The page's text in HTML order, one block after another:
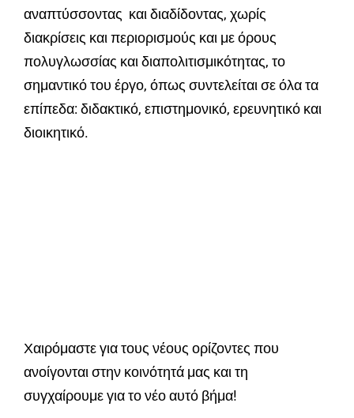
αναπτύσσοντας και διαδίδοντας, χωρίς
διακρίσεις και περιορισμούς και με όρους
πολυγλωσσίας και διαπολιτισμικότητας, το
σημαντικό του έργο, όπως συντελείται σε όλα τα
επίπεδα: διδακτικό, επιστημονικό, ερευνητικό και
διοικητικό.
Χαιρόμαστε για τους νέους ορίζοντες που
ανοίγονται στην κοινότητά μας και τη
συγχαίρουμε για το νέο αυτό βήμα!